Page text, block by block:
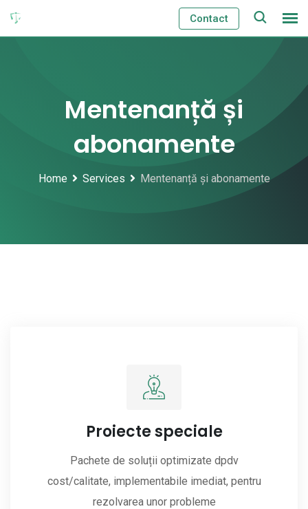
Skip
Contact
Mentenanță și
abonamente
Home Services Mentenanță și abonamente
Proiecte speciale
Pachete de soluții optimizate dpdv
cost/calitate, implementabile imediat, pentru
rezolvarea unor probleme